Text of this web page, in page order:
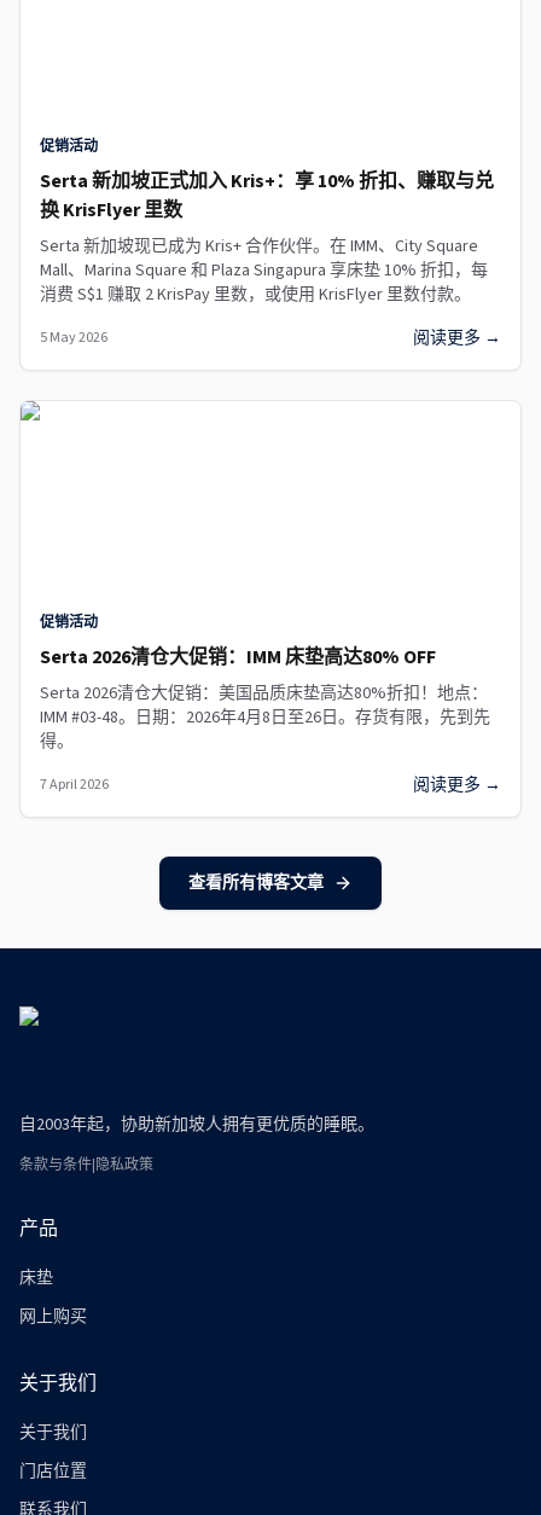
促销活动
Serta 新加坡正式加入 Kris+：享 10% 折扣、赚取与兑
换 KrisFlyer 里数
Serta 新加坡现已成为 Kris+ 合作伙伴。在 IMM、City Square
Mall、Marina Square 和 Plaza Singapura 享床垫 10% 折扣，每
消费 S$1 赚取 2 KrisPay 里数，或使用 KrisFlyer 里数付款。
5 May 2026 阅读更多 →
促销活动
Serta 2026清仓大促销：IMM 床垫高达80% OFF
Serta 2026清仓大促销：美国品质床垫高达80%折扣！地点：
IMM #03-48。日期：2026年4月8日至26日。存货有限，先到先
得。
7 April 2026 阅读更多 →
查看所有博客文章
自2003年起，协助新加坡人拥有更优质的睡眠。
条款与条件|隐私政策
产品
床垫
网上购买
关于我们
关于我们
门店位置
联系我们